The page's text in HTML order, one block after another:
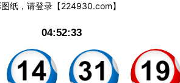
纸，请登录【224930.com】